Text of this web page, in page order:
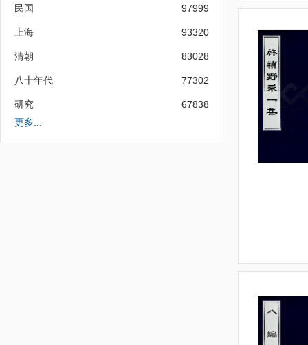
民国 97999
上海 93320
清朝 83028
八十年代 77302
研究
67838
更多...